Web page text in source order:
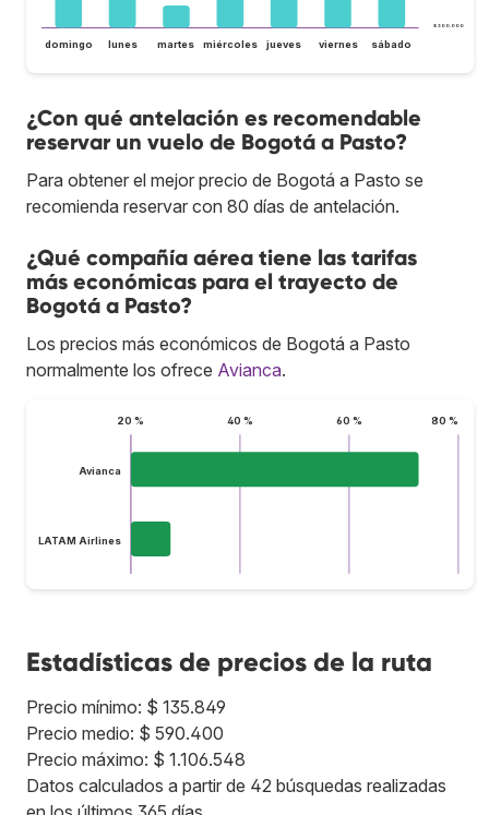
$ 300.000
domingo lunes martes miércoles jueves viernes sábado
¿Con qué antelación es recomendable
reservar un vuelo de Bogotá a Pasto?
Para obtener el mejor precio de Bogotá a Pasto se
recomienda reservar con 80 días de antelación.
¿Qué compañía aérea tiene las tarifas
más económicas para el trayecto de
Bogotá a Pasto?
Los precios más económicos de Bogotá a Pasto
normalmente los ofrece Avianca.
20 % 40 % 60 % 80 %
Avianca
LATAM Airlines
Estadísticas de precios de la ruta
Precio mínimo: $ 135.849
Precio medio: $ 590.400
Precio máximo: $ 1.106.548
Datos calculados a partir de 42 búsquedas realizadas